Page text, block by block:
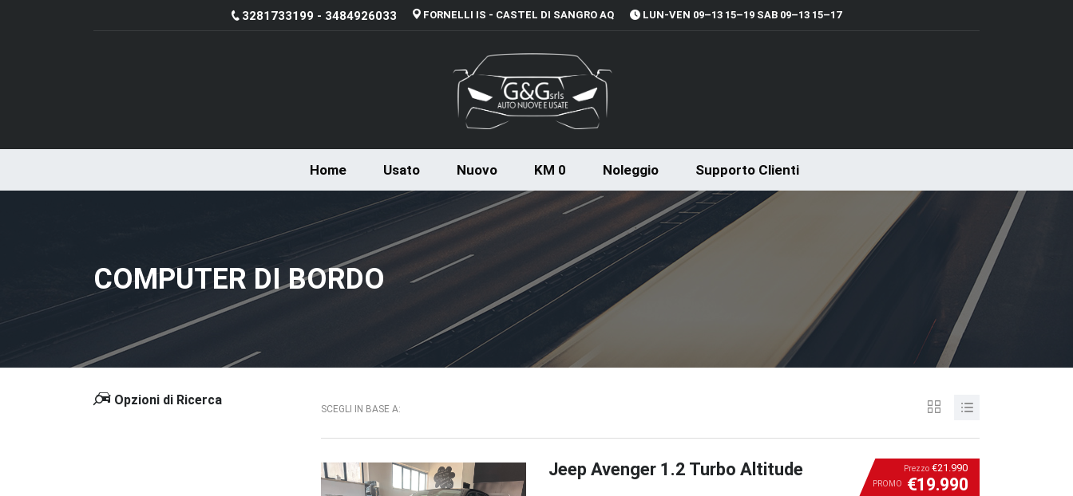
LUN-VEN 09–13 15–19 SAB 09–13 15–17
FORNELLI IS - CASTEL DI SANGRO AQ
3281733199 - 3484926033
Home Usato Nuovo KM 0 Noleggio Supporto Clienti
COMPUTER DI BORDO
Opzioni di Ricerca
SCEGLI IN BASE A:
Prezzo €21.990
PROMO €19.990
Jeep Avenger 1.2 Turbo Altitude